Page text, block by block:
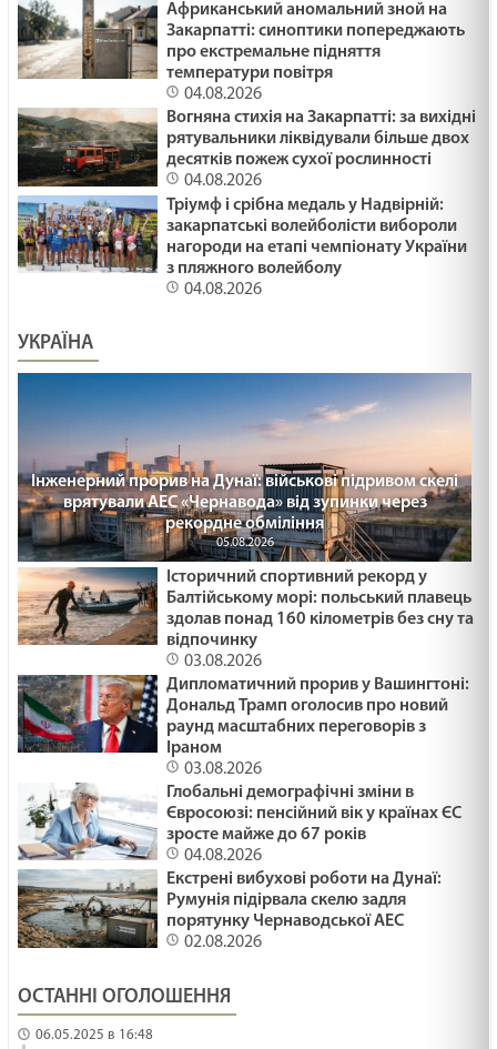
Африканський аномальний зной на
Закарпатті: синоптики попереджають
про екстремальне підняття
температури повітря
04.08.2026
Вогняна стихія на Закарпатті: за вихідні
рятувальники ліквідували більше двох
десятків пожеж сухої рослинності
04.08.2026
Тріумф і срібна медаль у Надвірній:
закарпатські волейболісти вибороли
нагороди на етапі чемпіонату України
з пляжного волейболу
04.08.2026
УКРАЇНА
Інженерний прорив на Дунаї: військові підривом скелі
врятували АЕС «Чернавода» від зупинки через
рекордне обміління
05.08.2026
Історичний спортивний рекорд у
Балтійському морі: польський плавець
здолав понад 160 кілометрів без сну та
відпочинку
03.08.2026
Дипломатичний прорив у Вашингтоні:
Дональд Трамп оголосив про новий
раунд масштабних переговорів з
Іраном
03.08.2026
Глобальні демографічні зміни в
Євросоюзі: пенсійний вік у країнах ЄС
зросте майже до 67 років
04.08.2026
Екстрені вибухові роботи на Дунаї:
Румунія підірвала скелю задля
порятунку Чернаводської АЕС
02.08.2026
ОСТАННІ ОГОЛОШЕННЯ
06.05.2025 в 16:48